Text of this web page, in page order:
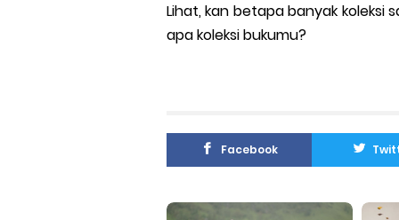
Lihat, kan betapa banyak koleksi
apa koleksi bukumu?
Facebook